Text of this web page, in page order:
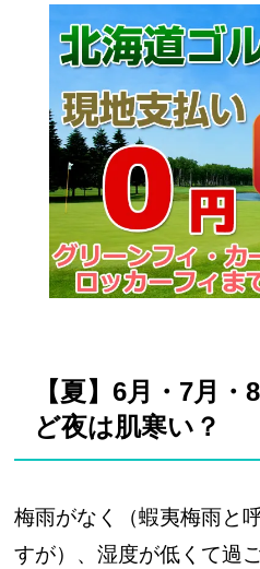
【夏】6月・7月
ど夜は肌寒い？
梅雨がなく（蝦夷梅雨と
すが）、湿度が低くて過